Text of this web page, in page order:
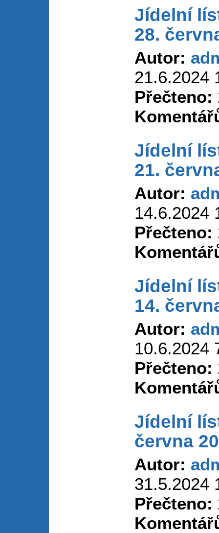
Jídelní
28.
Autor:
21.6.2024
Přečteno:
Jídelní
21.
Autor:
14.6.2024
Přečteno:
Jídelní
14.
Autor:
10.6.2024
Přečteno:
Jídelní
června
Autor:
31.5.2024
Přečteno: